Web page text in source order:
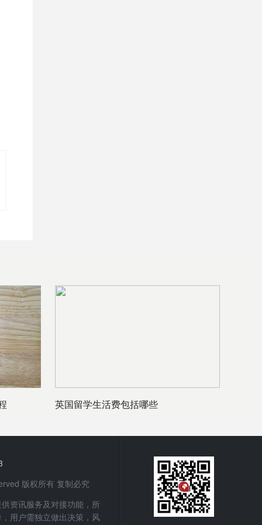
英国留学生活费包括哪些
版权所有 复制必究
资讯服务及对接功能，所
用户需独立做出决策，风